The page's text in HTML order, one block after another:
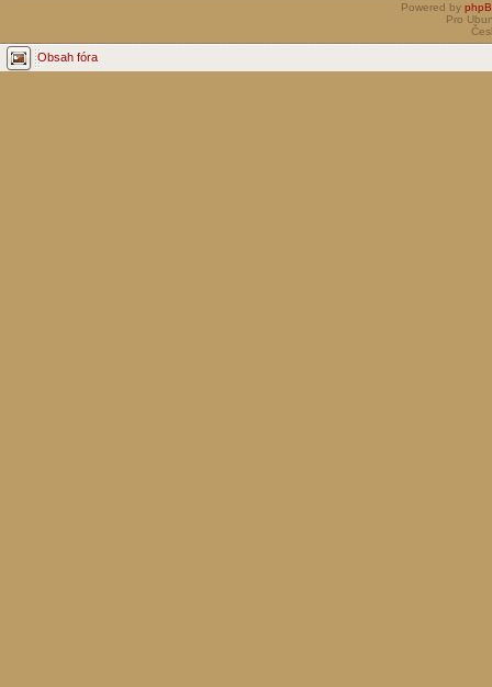
Powered by
Pro
Obsah fóra